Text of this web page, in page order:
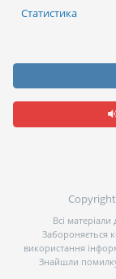
Статистика
Всі
Забороняється
використання
Знайшли помилку